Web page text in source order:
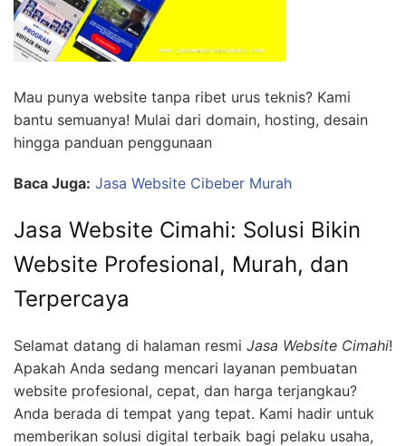
Mau punya website tanpa ribet urus teknis? Kami
bantu semuanya! Mulai dari domain, hosting, desain
hingga panduan penggunaan
Baca Juga: Jasa Website Cibeber Murah
Jasa Website Cimahi: Solusi Bikin
Website Profesional, Murah, dan
Terpercaya
Selamat datang di halaman resmi Jasa Website Cimahi!
Apakah Anda sedang mencari layanan pembuatan
website profesional, cepat, dan harga terjangkau?
Anda berada di tempat yang tepat. Kami hadir untuk
memberikan solusi digital terbaik bagi pelaku usaha,